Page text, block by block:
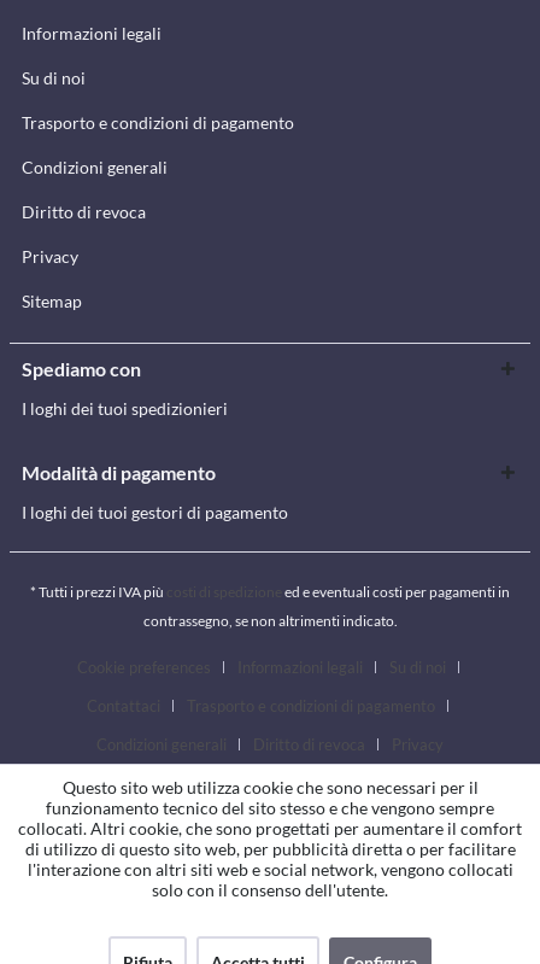
Informazioni legali
Su di noi
Trasporto e condizioni di pagamento
Condizioni generali
Diritto di revoca
Privacy
Sitemap
Spediamo con
I loghi dei tuoi spedizionieri
Modalità di pagamento
I loghi dei tuoi gestori di pagamento
* Tutti i prezzi IVA più
ed e eventuali costi per pagamenti in
contrassegno, se non altrimenti indicato.
Questo sito web utilizza cookie che sono necessari per il
funzionamento tecnico del sito stesso e che vengono sempre
collocati. Altri cookie, che sono progettati per aumentare il comfort
di utilizzo di questo sito web, per pubblicità diretta o per facilitare
l'interazione con altri siti web e social network, vengono collocati
solo con il consenso dell'utente.